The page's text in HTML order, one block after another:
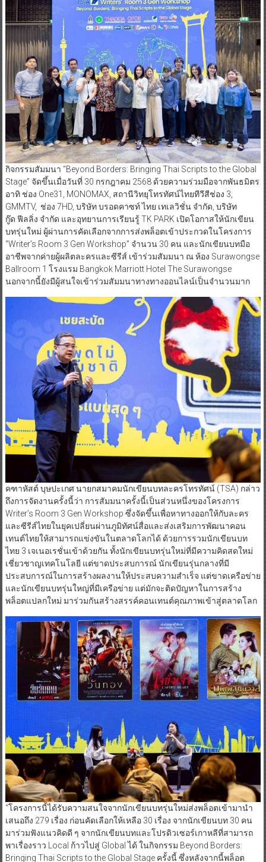
กิจกรรมสัมมนา “Beyond Borders: Bringing Thai Scripts to the Global
Stage” จัดขึ้นเมื่อวันที่ 30 กรกฎาคม 2568 ด้วยความร่วมมือจากพันธมิตร
อาทิ ช่อง One31, MONOMAX, สถานีวิทยุโทรทัศน์ไทยทีวีสีช่อง 3,
GMMTV, ช่อง 7HD, บริษัท บรอดคาซท์ ไทย เทเลวิชั่น จำกัด, บริษัท
กู๊ด ฟีลลิ่ง จำกัด และอุทยานการเรียนรู้ TK PARK เปิดโอกาสให้นักเขียน
บทรุ่นใหม่ ผู้ผ่านการคัดเลือกจากการส่งพล็อตเข้าประกวดในโครงการ
“Writer’s Room 3 Gen Workshop” จำนวน 30 คน และนักเขียนบทมือ
อาชีพจากค่ายผู้ผลิตละครและซีรีส์ เข้าร่วมสัมมนา ณ ห้อง Surawongse
Ballroom 1 โรงแรม Bangkok Marriott Hotel The Surawongse
นอกจากนี้ยังมีผู้สนใจเข้าร่วมสัมมนาทางทางออนไลน์เป็นจำนวนมาก
คฑาหัสต์ บุษปะเกศ นายกสมาคมนักเขียนบทละครโทรทัศน์ (TSA) กล่าว
ถึงการจัดงานครั้งนี้ว่า การสัมมนาครั้งนี้เป็นส่วนหนึ่งของโครงการ
Writer’s Room 3 Gen Workshop ซึ่งจัดขึ้นเพื่อหาทางออกให้กับละคร
และซีรีส์ไทยในยุคเปลี่ยนผ่านภูมิทัศน์สื่อและส่งเสริมการพัฒนาคอน
เทนต์ไทยให้สามารถแข่งขันในตลาดโลกได้ ด้วยการรวมนักเขียนบท
ไทย 3 เจเนอเรชั่นเข้าด้วยกัน ทั้งนักเขียนบทรุ่นใหม่ที่มีความคิดสดใหม่
เชี่ยวชาญเทคโนโลยี แต่ขาดประสบการณ์ นักเขียนรุ่นกลางที่มี
ประสบการณ์ในการสร้างผลงานให้ประสบความสําเร็จ แต่ขาดเครือข่าย
และนักเขียนบทรุ่นใหญ่ที่มีเครือข่าย แต่มักจะติดปัญหาในการสร้าง
พล็อตแปลกใหม่ มาร่วมกันสร้างสรรค์คอนเทนต์คุณภาพเข้าสู่ตลาดโลก
“โครงการนี้ได้รับความสนใจจากนักเขียนบทรุ่นใหม่ส่งพล็อตเข้ามานำ
เสนอถึง 279 เรื่อง ก่อนคัดเลือกให้เหลือ 30 เรื่อง จากนักเขียนบท 30 คน
มาร่วมฟังแนวคิดดี ๆ จากนักเขียนบทและโปรดิวเซอร์เกาหลีที่สามารถ
พาเรื่องราว Local ก้าวไปสู่ Global ได้ ในกิจกรรม Beyond Borders:
Bringing Thai Scripts to the Global Stage ครั้งนี้ ซึ่งหลังจากนี้พล็อต